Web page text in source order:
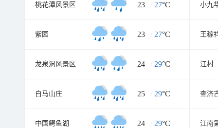
桃花潭风景区 23 / 27°C 小九
紫园 23 / 27°C 王稼
龙泉洞风景区 24 / 29°C 江村
白马山庄 25 / 29°C 查济
中国鳄鱼湖 24 / 29°C 江南